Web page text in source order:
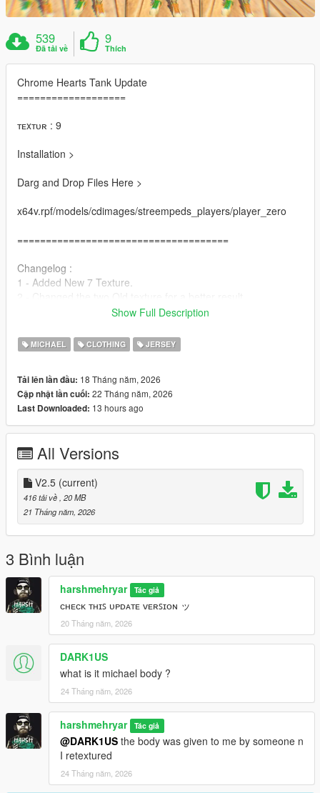
539
Đã tải về
9
Thích
Chrome Hearts Tank Update
===================
ᴛᴇxᴛᴜʀ : 9
Installation >
Darg and Drop Files Here >
x64v.rpf/models/cdimages/streempeds_players/player_zero
=====================================
Changelog :
1 - Added New 7 Texture.
3 - Added New Hands With Tattoo for better look.
=====================================
Show Full Description
MICHAEL CLOTHING JERSEY
Tải lên lần đầu: 18 Tháng năm, 2026
Cập nhật lần cuối: 22 Tháng năm, 2026
Last Downloaded: 13 hours ago
All Versions
V2.5 (current)
416 tải về , 20 MB
21 Tháng năm, 2026
3 Bình luận
harshmehryar Tác giả
ᴄʜᴇᴄᴋ ᴛʜɪꜱ ᴜᴘᴅᴀᴛᴇ ᴠᴇʀꜱɪᴏɴ ッ
20 Tháng năm, 2026
DARK1US
what is it michael body ?
24 Tháng năm, 2026
harshmehryar Tác giả
@DARK1US the body was given to me by someone n
I retextured
24 Tháng năm, 2026